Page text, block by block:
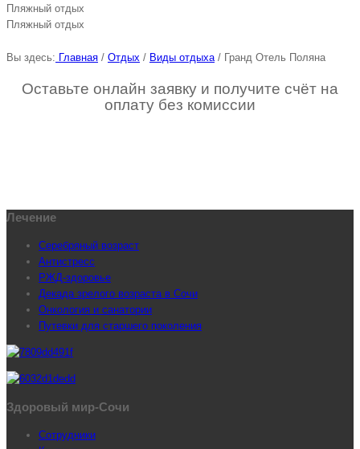
Пляжный отдых
Пляжный отдых
Вы здесь: Главная / Отдых / Виды отдыха / Гранд Отель Поляна
Оставьте онлайн заявку и получите счёт на
оплату без комиссии
Лечение
Серебряный возраст
Антистресс
РЖД-здоровье
Декада зрелого возраста в Сочи
Онкология и санатории
Путевки для старшего поколения
Здоровый мир-Сочи
Сотрудники